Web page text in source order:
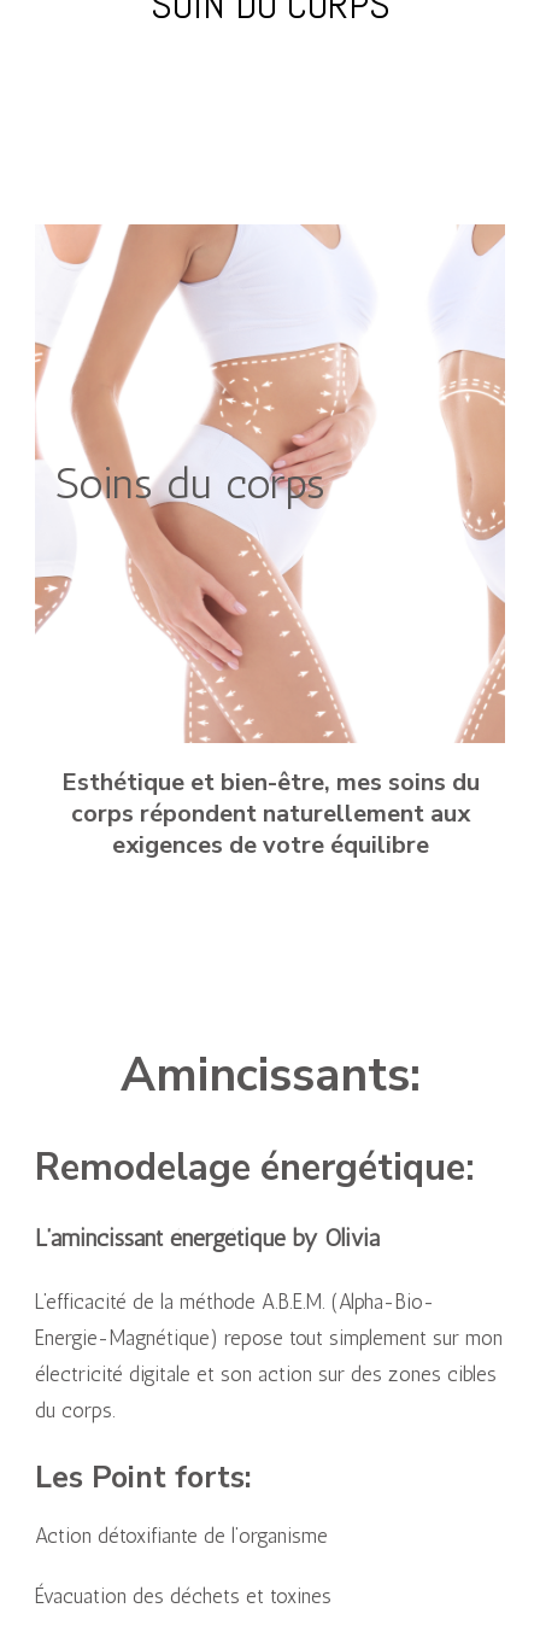
Soins du corps
Esthétique et bien-être, mes soins du
corps répondent naturellement aux
exigences de votre équilibre
Amincissants:
Remodelage énergétique:
L’amincissant énergétique by Olivia
L’efficacité de la méthode A.B.E.M. (Alpha-Bio-
Energie-Magnétique) repose tout simplement sur mon
électricité digitale et son action sur des zones cibles
du corps.
Les Point forts:
Action détoxifiante de l’organisme
Évacuation des déchets et toxines